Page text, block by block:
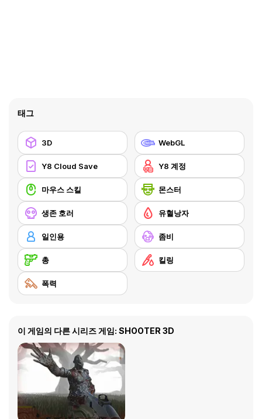
태그
3D WebGL
Y8 Cloud Save Y8 계정
마우스 스킬 몬스터
생존 호러 유혈낭자
일인용 좀비
총 킬링
폭력
이 게임의 다른 시리즈 게임: SHOOTER 3D